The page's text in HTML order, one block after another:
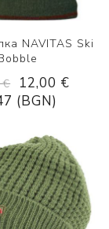
NAVITAS Ski
€
12,00 €
(BGN)